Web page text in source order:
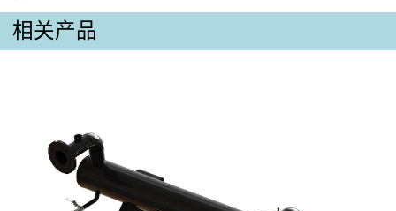
相关产品